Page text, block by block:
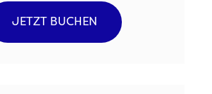
JETZT BUCHEN